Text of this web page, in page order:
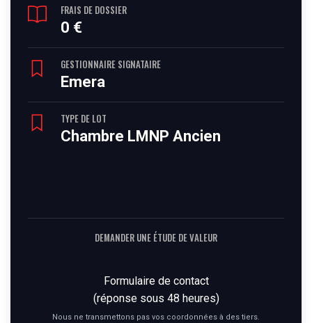
FRAIS DE DOSSIER
0 €
GESTIONNAIRE SIGNATAIRE
Emera
TYPE DE LOT
Chambre LMNP Ancien
DEMANDER UNE ÉTUDE DE VALEUR
Formulaire de contact
(réponse sous 48 heures)
Nous ne transmettons pas vos coordonnées à des tiers.